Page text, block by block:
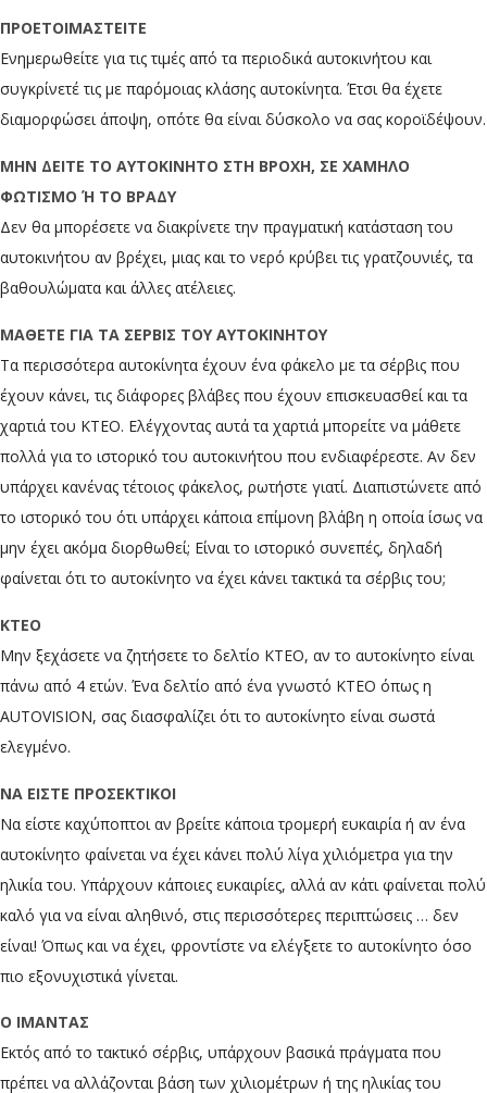
ΠΡΟΕΤΟΙΜΑΣΤΕΙΤΕ
Ενημερωθείτε για τις τιμές από τα περιοδικά αυτοκινήτου και
συγκρίνετέ τις με παρόμοιας κλάσης αυτοκίνητα. Έτσι θα έχετε
διαμορφώσει άποψη, οπότε θα είναι δύσκολο να σας κοροϊδέψουν.
ΜΗΝ ΔΕΙΤΕ ΤΟ ΑΥΤΟΚΙΝΗΤΟ ΣΤΗ ΒΡΟΧΗ, ΣΕ ΧΑΜΗΛΟ
ΦΩΤΙΣΜΟ Ή ΤΟ ΒΡΑΔΥ
Δεν θα μπορέσετε να διακρίνετε την πραγματική κατάσταση του
αυτοκινήτου αν βρέχει, μιας και το νερό κρύβει τις γρατζουνιές, τα
βαθουλώματα και άλλες ατέλειες.
ΜΑΘΕΤΕ ΓΙΑ ΤΑ ΣΕΡΒΙΣ ΤΟΥ ΑΥΤΟΚΙΝΗΤΟΥ
Τα περισσότερα αυτοκίνητα έχουν ένα φάκελο με τα σέρβις που
έχουν κάνει, τις διάφορες βλάβες που έχουν επισκευασθεί και τα
χαρτιά του ΚΤΕΟ. Ελέγχοντας αυτά τα χαρτιά μπορείτε να μάθετε
πολλά για το ιστορικό του αυτοκινήτου που ενδιαφέρεστε. Αν δεν
υπάρχει κανένας τέτοιος φάκελος, ρωτήστε γιατί. Διαπιστώνετε από
το ιστορικό του ότι υπάρχει κάποια επίμονη βλάβη η οποία ίσως να
μην έχει ακόμα διορθωθεί; Είναι το ιστορικό συνεπές, δηλαδή
φαίνεται ότι το αυτοκίνητο να έχει κάνει τακτικά τα σέρβις του;
ΚΤΕΟ
Μην ξεχάσετε να ζητήσετε το δελτίο ΚΤΕΟ, αν το αυτοκίνητο είναι
πάνω από 4 ετών. Ένα δελτίο από ένα γνωστό ΚΤΕΟ όπως η
AUTOVISION, σας διασφαλίζει ότι το αυτοκίνητο είναι σωστά
ελεγμένο.
ΝΑ ΕΙΣΤΕ ΠΡΟΣΕΚΤΙΚΟΙ
Να είστε καχύποπτοι αν βρείτε κάποια τρομερή ευκαιρία ή αν ένα
αυτοκίνητο φαίνεται να έχει κάνει πολύ λίγα χιλιόμετρα για την
ηλικία του. Υπάρχουν κάποιες ευκαιρίες, αλλά αν κάτι φαίνεται πολύ
καλό για να είναι αληθινό, στις περισσότερες περιπτώσεις … δεν
είναι! Όπως και να έχει, φροντίστε να ελέγξετε το αυτοκίνητο όσο
πιο εξονυχιστικά γίνεται.
Ο ΙΜΑΝΤΑΣ
Εκτός από το τακτικό σέρβις, υπάρχουν βασικά πράγματα που
πρέπει να αλλάζονται βάση των χιλιομέτρων ή της ηλικίας του